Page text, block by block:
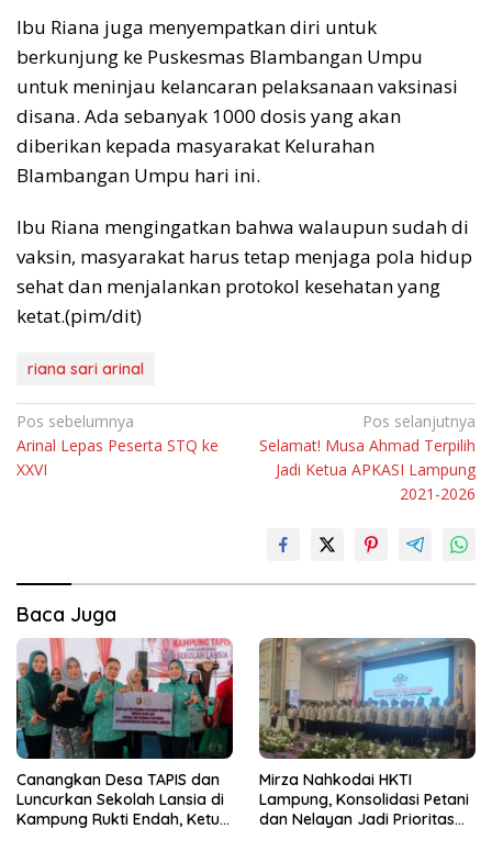
Ibu Riana juga menyempatkan diri untuk
berkunjung ke Puskesmas Blambangan Umpu
untuk meninjau kelancaran pelaksanaan vaksinasi
disana. Ada sebanyak 1000 dosis yang akan
diberikan kepada masyarakat Kelurahan
Blambangan Umpu hari ini.
Ibu Riana mengingatkan bahwa walaupun sudah di
vaksin, masyarakat harus tetap menjaga pola hidup
sehat dan menjalankan protokol kesehatan yang
ketat.(pim/dit)
riana sari arinal
Navigasi
pos
Pos sebelumnya
Arinal Lepas Peserta STQ ke
XXVI
Pos selanjutnya
Selamat! Musa Ahmad Terpilih
Jadi Ketua APKASI Lampung
2021-2026
Baca Juga
Canangkan Desa TAPIS dan
Luncurkan Sekolah Lansia di
Kampung Rukti Endah, Ketua
Mirza Nahkodai HKTI
Lampung, Konsolidasi Petani
dan Nelayan Jadi Prioritas